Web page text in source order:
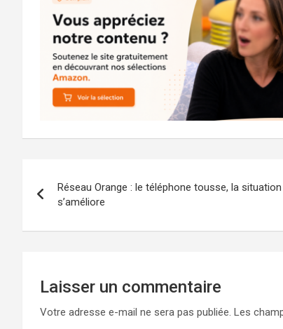
de
l’article
Réseau Orange : le téléphone tousse, la situation
s’améliore
Laisser un commentaire
Votre adresse e-mail ne sera pas publiée. Les